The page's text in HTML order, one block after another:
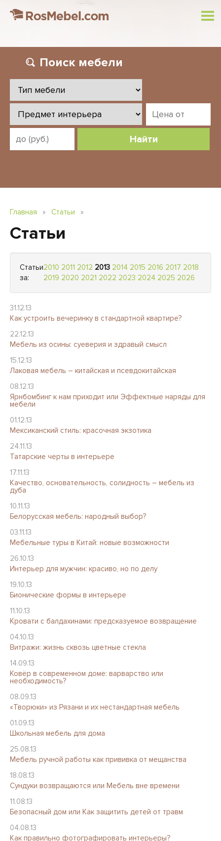
Поиск мебели
Найти
Главная » Статьи »
Статьи
Статьи
за:
2010 2011 2012 2013 2014 2015 2016 2017 2018
2019 2020 2021 2022 2023 2024 2025 2026
31.12.13
Как устроить вечеринку в стандартной квартире?
22.12.13
Мебель из осины: суеверия и здравый смысл
15.12.13
Лаковая мебель – китайская и псевдокитайская
08.12.13
Ярнбомбинг к нам приходит или Эффектные наряды для
мебели
01.12.13
Мексиканский стиль: красочная экзотика
24.11.13
Татарские черты в интерьере
17.11.13
Качество, основательность, солидность – мебель из
дуба
10.11.13
Белорусская мебель: народный выбор?
03.11.13
Мебельные туры в Китай: новые возможности
26.10.13
Интерьер для мужчин: красиво, но по делу
19.10.13
Бионические формы в интерьере
11.10.13
Кровати с балдахинами: предсказуемое возвращение
04.10.13
Витражи: жизнь сквозь цветные стекла
14.09.13
Ковёр в современном доме: варварство или
необходимость?
08.09.13
«Творюки» из Рязани и их нестандартная мебель
01.09.13
Школьная мебель для дома
25.08.13
Мебель ручной работы как прививка от мещанства
18.08.13
Сундуки возвращаются или Мебель вне времени
11.08.13
Безопасный дом или Как защитить детей от травм
04.08.13
Как правильно фотографировать интерьеры?